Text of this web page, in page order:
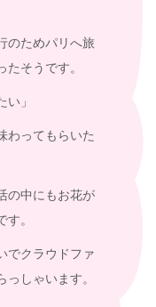
のためパリへ旅
そうです。
」
わってもらいた
の中にもお花が
。
でクラウドファ
しゃいます。